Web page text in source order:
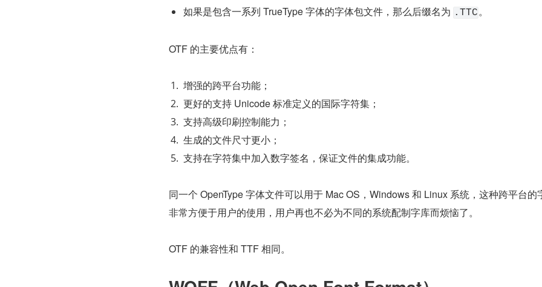
如果是包含一系列 TrueType 字体的字体包文件，那么后缀名为 .TTC。
OTF 的主要优点有：
增强的跨平台功能；
更好的支持 Unicode 标准定义的国际字符集；
支持高级印刷控制能力；
生成的文件尺寸更小；
支持在字符集中加入数字签名，保证文件的集成功能。
同一个 OpenType 字体文件可以用于 Mac OS，Windows 和 Linux 系统，这种跨平台的
非常方便于用户的使用，用户再也不必为不同的系统配制字库而烦恼了。
OTF 的兼容性和 TTF 相同。